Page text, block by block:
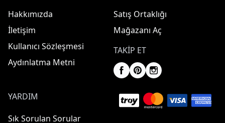
Hakkımızda
İletişim
Kullanıcı Sözleşmesi
Aydınlatma Metni
Satış Ortaklığı
Mağazanı Aç
TAKIP ET
YARDIM
Sık Sorulan Sorular